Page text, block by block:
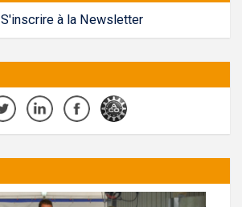
S'inscrire à la Newsletter